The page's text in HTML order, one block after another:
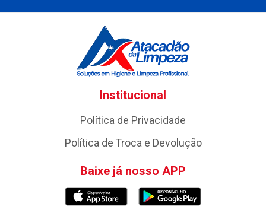
Institucional
Política de Privacidade
Política de Troca e Devolução
Baixe já nosso APP